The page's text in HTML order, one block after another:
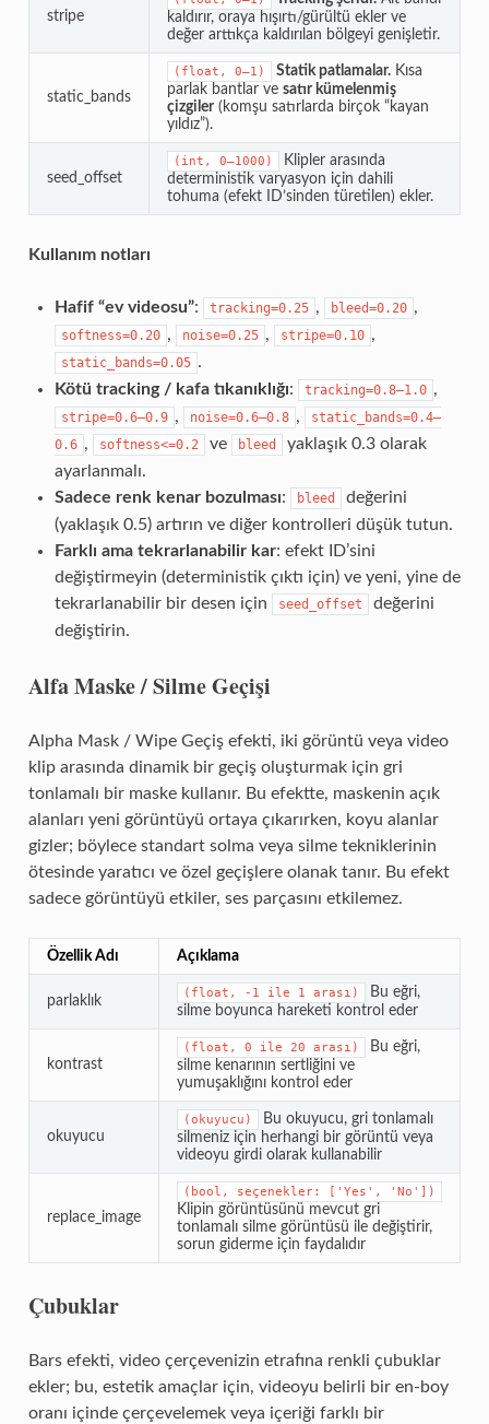
stripe
kaldırır, oraya hışırtı/gürültü ekler ve
değer arttıkça kaldırılan bölgeyi genişletir.
static_bands
(float, 0–1) Statik patlamalar.Kısa
parlak bantlar ve satır kümelenmiş
çizgiler(komşu satırlarda birçok “kayan
yıldız”).
seed_offset
(int, 0–1000)
Klipler arasında
deterministik varyasyon için dahili
tohuma (efekt ID’sinden türetilen) ekler.
Kullanım notları
Hafif “ev videosu”: tracking=0.25 , bleed=0.20 ,
softness=0.20 , noise=0.25 , stripe=0.10 ,
static_bands=0.05 .
Kötü tracking / kafa tıkanıklığı: tracking=0.8–1.0 ,
stripe=0.6–0.9 , noise=0.6–0.8 ,
static_bands=0.4–
0.6 , softness<=0.2 ve bleed
yaklaşık 0.3 olarak
ayarlanmalı.
Sadece renk kenar bozulması: bleed
değerini
(yaklaşık 0.5) artırın ve diğer kontrolleri düşük tutun.
Farklı ama tekrarlanabilir kar: efekt ID’sini
değiştirmeyin (deterministik çıktı için) ve yeni, yine de
tekrarlanabilir bir desen için
seed_offset
değerini
değiştirin.
Alfa Maske / Silme Geçişi
Alpha Mask / Wipe Geçiş efekti, iki görüntü veya video
klip arasında dinamik bir geçiş oluşturmak için gri
tonlamalı bir maske kullanır. Bu efektte, maskenin açık
alanları yeni görüntüyü ortaya çıkarırken, koyu alanlar
gizler; böylece standart solma veya silme tekniklerinin
ötesinde yaratıcı ve özel geçişlere olanak tanır. Bu efekt
sadece görüntüyü etkiler, ses parçasını etkilemez.
Özellik Adı Açıklama
parlaklık (float, -1 ile 1 arası)
Bu eğri,
silme boyunca hareketi kontrol eder
kontrast
(float, 0 ile 20 arası)
Bu eğri,
silme kenarının sertliğini ve
yumuşaklığını kontrol eder
okuyucu
(okuyucu)
Bu okuyucu, gri tonlamalı
silmeniz için herhangi bir görüntü veya
videoyu girdi olarak kullanabilir
replace_image
(bool, seçenekler: ['Yes', 'No'])
Klipin görüntüsünü mevcut gri
tonlamalı silme görüntüsü ile değiştirir,
sorun giderme için faydalıdır
Çubuklar
Bars efekti, video çerçevenizin etrafına renkli çubuklar
ekler; bu, estetik amaçlar için, videoyu belirli bir en-boy
oranı içinde çerçevelemek veya içeriği farklı bir